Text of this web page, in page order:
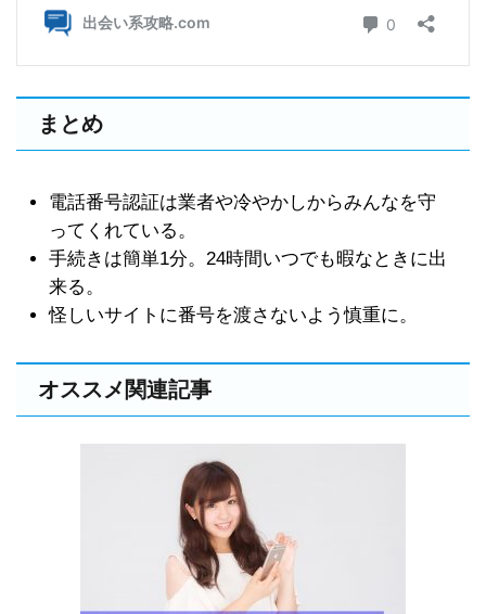
まとめ
電話番号認証は業者や冷やかしからみんなを守
ってくれている。
手続きは簡単1分。24時間いつでも暇なときに出
来る。
怪しいサイトに番号を渡さないよう慎重に。
オススメ関連記事